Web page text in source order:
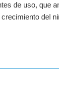
de uso, que
del